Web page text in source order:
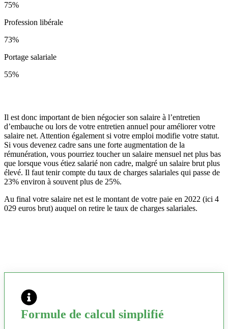
75%
Profession libérale
73%
Portage salariale
55%
Il est donc important de bien négocier son salaire à l’entretien
d’embauche ou lors de votre entretien annuel pour améliorer votre
salaire net. Attention également si votre emploi modifie votre statut.
Si vous devenez cadre sans une forte augmentation de la
rémunération, vous pourriez toucher un salaire mensuel net plus bas
que lorsque vous étiez salarié non cadre, malgré un salaire brut plus
élevé. Il faut tenir compte du taux de charges salariales qui passe de
23% environ à souvent plus de 25%.
Au final votre salaire net est le montant de votre paie en 2022 (ici 4
029 euros brut) auquel on retire le taux de charges salariales.
Formule de calcul simplifié